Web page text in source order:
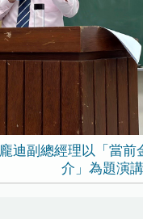
迪副總經理以「當
介」為題演講